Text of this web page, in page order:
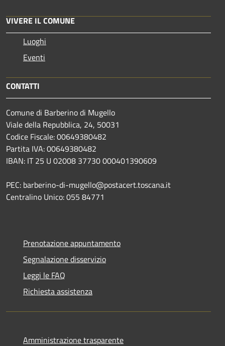
VIVERE IL COMUNE
Luoghi
Eventi
CONTATTI
Comune di Barberino di Mugello
Viale della Repubblica, 24, 50031
Codice Fiscale: 00649380482
Partita IVA: 00649380482
IBAN: IT 25 U 02008 37730 000401390609
PEC: barberino-di-mugello@postacert.toscana.it
Centralino Unico: 055 84771
Prenotazione appuntamento
Segnalazione disservizio
Leggi le FAQ
Richiesta assistenza
Amministrazione trasparente